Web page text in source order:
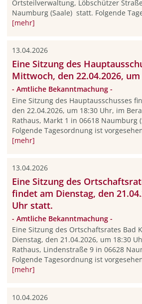
Ortsteilverwaltung, Löbschützer
Naumburg (Saale) statt. Folgende
[mehr]
13.04.2026
Eine Sitzung des
Mittwoch, den 22.04.2026,
- Amtliche Bekanntmachung -
Eine Sitzung des Hauptausschusses
den 22.04.2026, um 18:30 Uhr, im
Rathaus, Markt 1 in 06618 Naumburg
Folgende Tagesordnung ist
[mehr]
13.04.2026
Eine Sitzung des
findet am Dienstag, den
Uhr statt.
- Amtliche Bekanntmachung -
Eine Sitzung des Ortschaftsrates Bad
Dienstag, den 21.04.2026, um 18:30
Rathaus, Lindenstraße 9 in 06628
Folgende Tagesordnung ist
[mehr]
10.04.2026